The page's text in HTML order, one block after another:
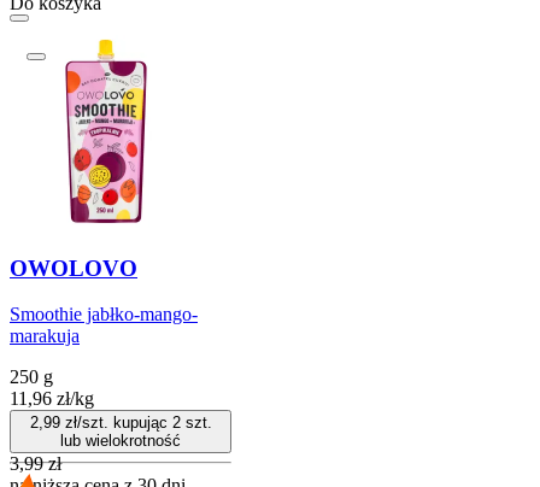
OWOLOVO
Smoothie jabłko-mango-
marakuja
250 g
11,96 zł/kg
2,99zł/szt. kupując 2szt.
lub wielokrotność
3,99 zł